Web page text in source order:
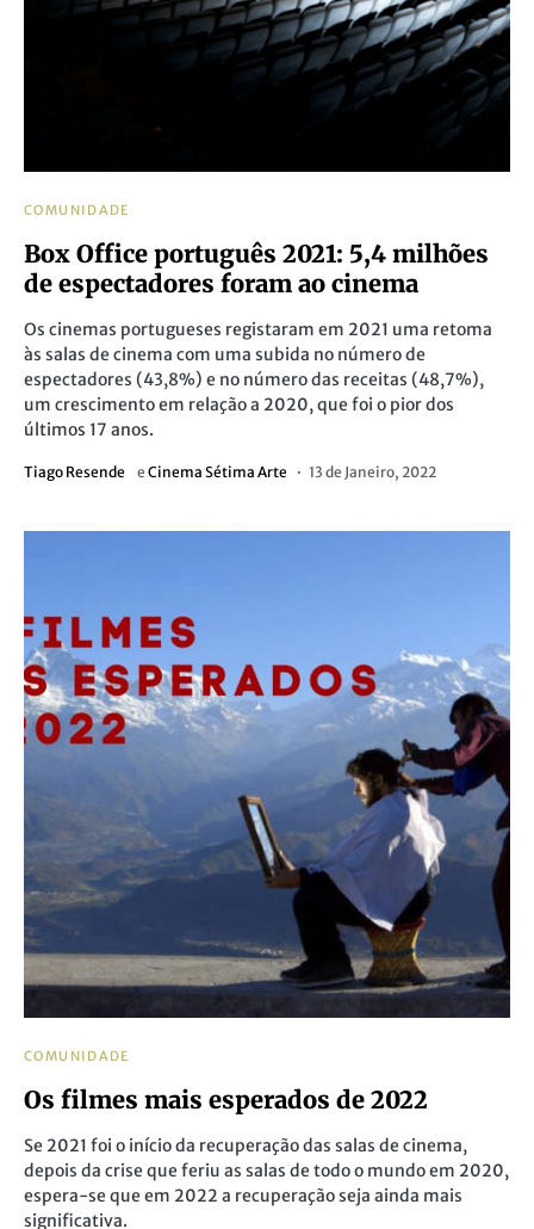
COMUNIDADE
Box Office português 2021: 5,4 milhões
de espectadores foram ao cinema
Os cinemas portugueses registaram em 2021 uma retoma
às salas de cinema com uma subida no número de
espectadores (43,8%) e no número das receitas (48,7%),
um crescimento em relação a 2020, que foi o pior dos
últimos 17 anos.
Tiago Resende e Cinema Sétima Arte 13 de Janeiro, 2022
COMUNIDADE
Os filmes mais esperados de 2022
Se 2021 foi o início da recuperação das salas de cinema,
depois da crise que feriu as salas de todo o mundo em 2020,
espera-se que em 2022 a recuperação seja ainda mais
significativa.